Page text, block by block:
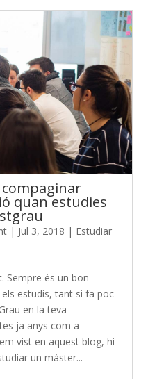
quan estudies
| Jul 3, 2018 | Estudiar
Sempre és un bon
estudis, tant si fa poc
en la teva
ja anys com a
vist en aquest blog, hi
un màster...